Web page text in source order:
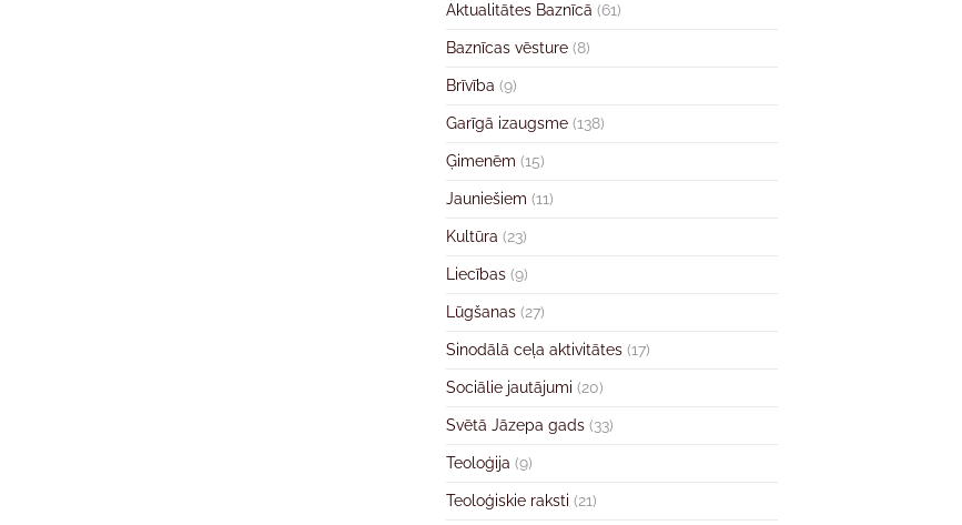
Aktualitātes Baznīcā (61)
Baznīcas vēsture (8)
Brīvība (9)
Garīgā izaugsme (138)
Ģimenēm (15)
Jauniešiem (11)
Kultūra (23)
Liecības (9)
Lūgšanas (27)
Sinodālā ceļa aktivitātes (17)
Sociālie jautājumi (20)
Svētā Jāzepa gads (33)
Teoloģija (9)
Teoloģiskie raksti (21)